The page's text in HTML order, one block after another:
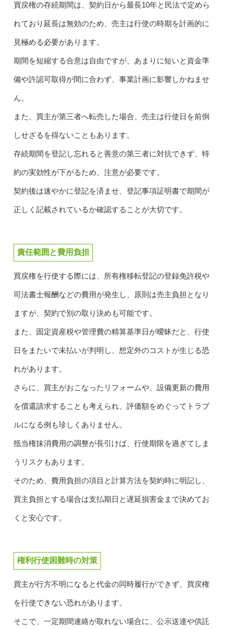
買戻権の存続期間は、契約日から最長10年と民法で定めら
れており延長は無効のため、売主は行使の時期を計画的に
見極める必要があります。
期間を短縮する合意は自由ですが、あまりに短いと資金準
備や許認可取得が間に合わず、事業計画に影響しかねませ
ん。
また、買主が第三者へ転売した場合、売主は行使日を前倒
しせざるを得ないこともあります。
存続期間を登記し忘れると善意の第三者に対抗できず、特
約の実効性が下がるため、注意が必要です。
契約後は速やかに登記を済ませ、登記事項証明書で期間が
正しく記載されているか確認することが大切です。
責任範囲と費用負担
買戻権を行使する際には、所有権移転登記の登録免許税や
司法書士報酬などの費用が発生し、原則は売主負担となり
ますが、契約で別の取り決めも可能です。
また、固定資産税や管理費の精算基準日が曖昧だと、行使
日をまたいで未払いが判明し、想定外のコストが生じる恐
れがあります。
さらに、買主がおこなったリフォームや、設備更新の費用
を償還請求することも考えられ、評価額をめぐってトラブ
ルになる例も珍しくありません。
抵当権抹消費用の調整が長引けば、行使期限を過ぎてしま
うリスクもあります。
そのため、費用負担の項目と計算方法を契約時に明記し、
買主負担とする場合は支払期日と遅延損害金まで決めてお
くと安心です。
権利行使困難時の対策
買主が行方不明になると代金の同時履行ができず、買戻権
を行使できない恐れがあります。
そこで、一定期間連絡が取れない場合に、公示送達や供託